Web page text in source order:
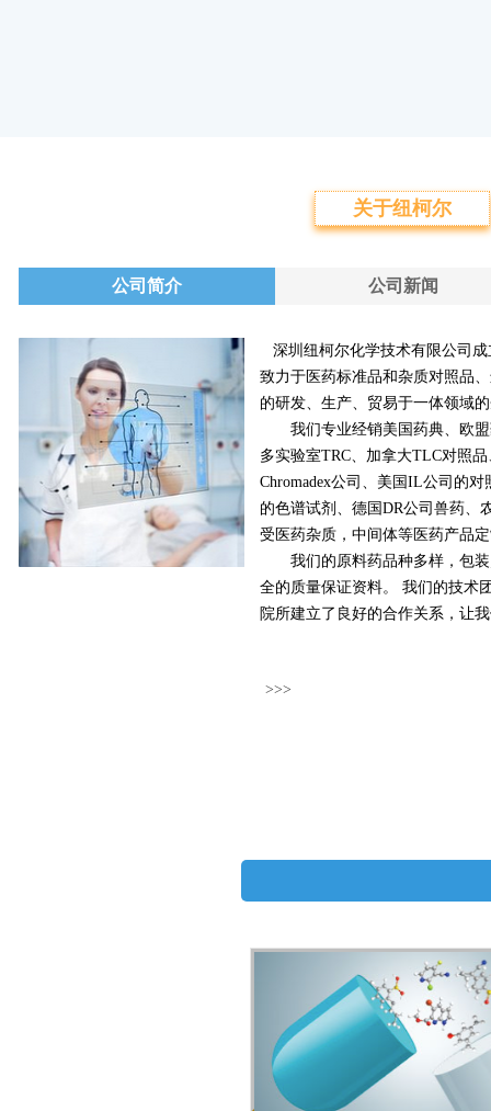
关于纽柯尔
公司简介 公司新闻
深圳纽柯尔化学技术有限公司成
致力于医药标准品和杂质对照品
的研发、生产、贸易于一体领域
我们专业经销美国药典、欧盟
多实验室TRC、加拿大TLC对照
Chromadex公司、美国IL公司的
的色谱试剂、德国DR公司兽药、
受医药杂质，中间体等医药产品
我们的原料药品种多样，包装
全的质量保证资料。 我们的技术
院所建立了良好的合作关系，让
>>>